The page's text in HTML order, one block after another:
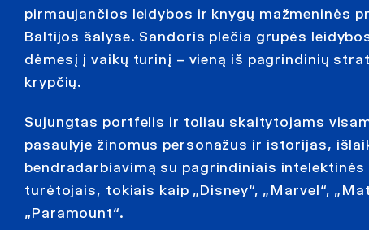
pirmaujančios leidybos ir knygų mažmeninės
Baltijos šalyse. Sandoris plečia grupės
dėmesį į vaikų turinį – vieną iš pagrindinių
krypčių.
Sujungtas portfelis ir toliau skaitytojams
pasaulyje žinomus personažus ir istorijas,
bendradarbiavimą su pagrindiniais
turėtojais, tokiais kaip „Disney“, „Marvel“,
„Paramount“.